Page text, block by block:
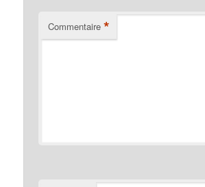
Commentaire *